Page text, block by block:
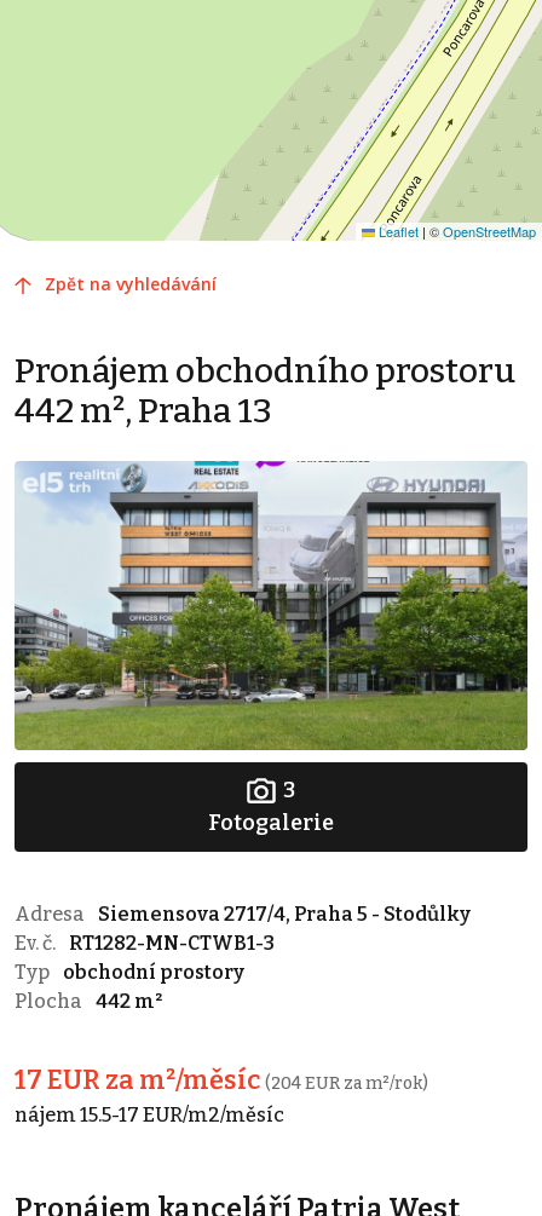
Leaflet | ©OpenStreetMap
Zpět na vyhledávání
Pronájem obchodního prostoru
442 m², Praha 13
3
Fotogalerie
Adresa
Siemensova 2717/4, Praha 5 - Stodůlky
Ev. č.
RT1282-MN-CTWB1-3
Typ
obchodní prostory
Plocha
442 m²
17 EUR za m²/měsíc (204 EUR za m²/rok)
nájem 15.5-17 EUR/m2/měsíc
Pronájem kanceláří Patria West